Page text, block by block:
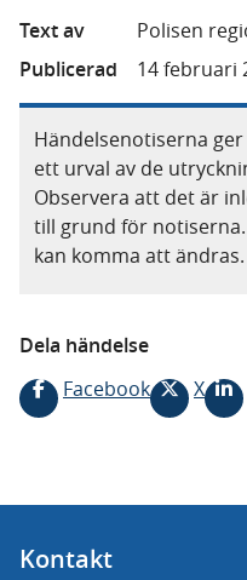
Text av
Polisen
Publicerad
14 februari
Händelsenotiserna
ett urval av de
Observera att det är
till grund för
kan komma att ändras.
Dela händelse
Facebook
X
Kontakt